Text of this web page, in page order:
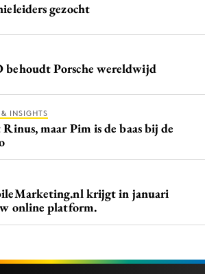
gezocht
behoudt Porsche wereldwijd
INSIGHTS
maar Pim is de baas bij de
krijgt in januari
online platform.